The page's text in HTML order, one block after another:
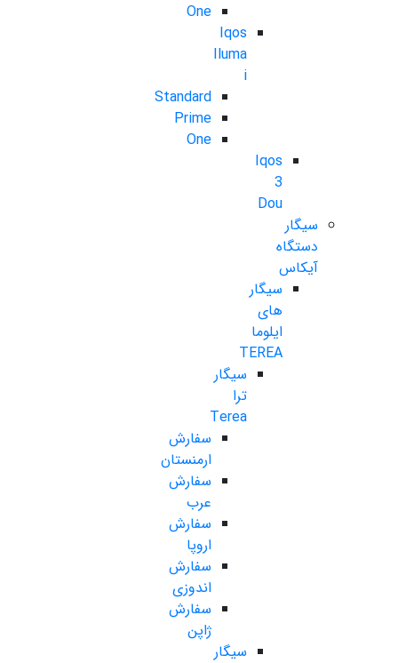
One
Iqos
Iluma
i
Standard
Prime
One
Iqos
3
Dou
سیگار
دستگاه
آیکاس
سیگار
های
ایلوما
TEREA
سیگار
ترا
Terea
سفارش
ارمنستان
سفارش
عرب
سفارش
اروپا
سفارش
اندوزی
سفارش
ژاپن
سیگار